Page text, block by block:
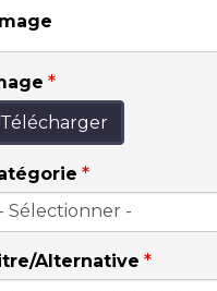
Télécharger
Alternative